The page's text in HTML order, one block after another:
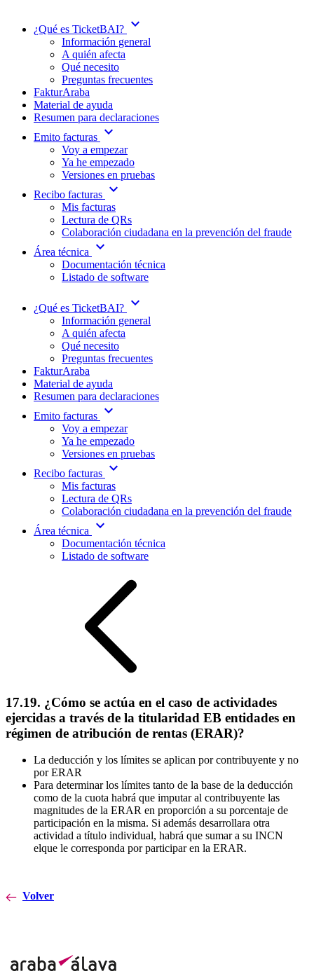
¿Qué es TicketBAI? expand_more
Información general
A quién afecta
Qué necesito
Preguntas frecuentes
FakturAraba
Material de ayuda
Resumen para declaraciones
Emito facturas expand_more
Voy a empezar
Ya he empezado
Versiones en pruebas
Recibo facturas expand_more
Mis facturas
Lectura de QRs
Colaboración ciudadana en la prevención del fraude
Área técnica
expand_more
Documentación técnica
Listado de software
¿Qué es TicketBAI? expand_more
Información general
A quién afecta
Qué necesito
Preguntas frecuentes
FakturAraba
Material de ayuda
Resumen para declaraciones
Emito facturas expand_more
Voy a empezar
Ya he empezado
Versiones en pruebas
Recibo facturas expand_more
Mis facturas
Lectura de QRs
Colaboración ciudadana en la prevención del fraude
Área técnica
expand_more
Documentación técnica
Listado de software
17.19. ¿Cómo se actúa en el caso de actividades
ejercidas a través de la titularidad EB entidades en
régimen de atribución de rentas (ERAR)?
La deducción y los límites se aplican por contribuyente y no
por ERAR
Para determinar los límites tanto de la base de la deducción
como de la cuota habrá que imputar al contribuyente las
magnitudes de la ERAR en proporción a su porcentaje de
participación en la misma. Si además desarrollara otra
actividad a título individual, habrá que sumar a su INCN
elque le corresponda por participar en la ERAR.
Volver